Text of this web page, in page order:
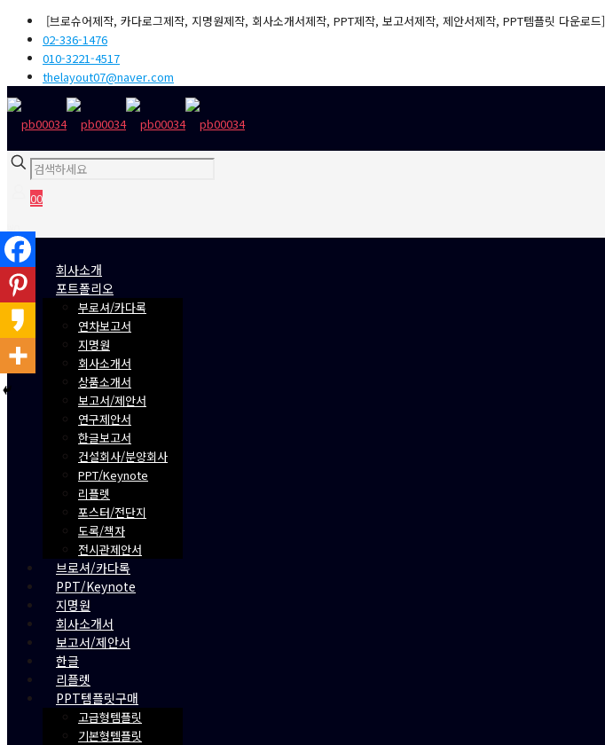
[브로슈어제작, 카다로그제작, 지명원제작, 회사소개서제작, PPT제작, 보고서제작, 제안서제작, PPT템플릿 다운로드]
02-336-1476
010-3221-4517
thelayout07@naver.com
00
₩0
회사소개
포트폴리오
부로셔/카다록
연차보고서
지명원
회사소개서
상품소개서
보고서/제안서
연구제안서
한글보고서
건설회사/분양회사
PPT/Keynote
리플렛
포스터/전단지
도록/책자
전시관제안서
브로셔/카다록
PPT/Keynote
지명원
회사소개서
보고서/제안서
한글
리플렛
PPT템플릿구매
고급형템플릿
기본형템플릿